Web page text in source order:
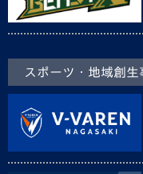
スポーツ・地域創生